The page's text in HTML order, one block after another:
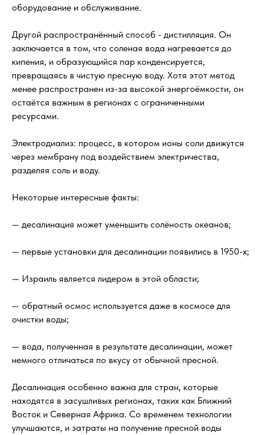
оборудование и обслуживание.
Другой распространённый способ - дистилляция. Он
заключается в том, что соленая вода нагревается до
кипения, и образующийся пар конденсируется,
превращаясь в чистую пресную воду. Хотя этот метод
менее распространен из-за высокой энергоёмкости, он
остаётся важным в регионах с ограниченными
ресурсами.
Электродиализ: процесс, в котором ионы соли движутся
через мембрану под воздействием электричества,
разделяя соль и воду.
Некоторые интересные факты:
— десалинация может уменьшить солёность океанов;
— первые установки для десалинации появились в 1950-х;
— Израиль является лидером в этой области;
— обратный осмос используется даже в космосе для
очистки воды;
— вода, полученная в результате десалинации, может
немного отличаться по вкусу от обычной пресной.
Десалинация особенно важна для стран, которые
находятся в засушливых регионах, таких как Ближний
Восток и Северная Африка. Со временем технологии
улучшаются, и затраты на получение пресной воды